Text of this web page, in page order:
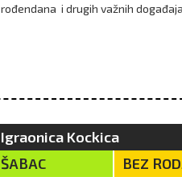
rođendana i drugih važnih
Igraonica Kockica
ŠABAC
BEZ